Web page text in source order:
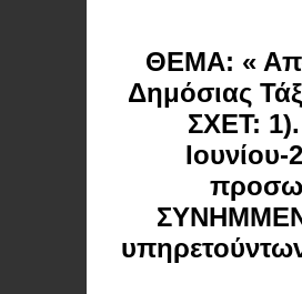
ΘΕΜΑ: «
Δημόσιας
ΣΧΕΤ: